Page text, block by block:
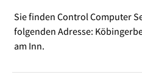
Sie finden Control Computer
folgenden Adresse:
am Inn.